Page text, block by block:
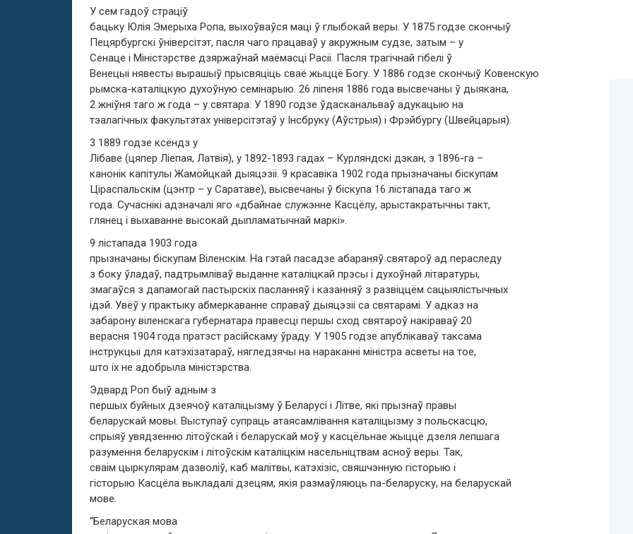
У сем гадоў страціў
бацьку Юлія Эмерыха Ропа, выхоўваўся маці ў глыбокай веры. У 1875 годзе скончыў
Пецярбургскі ўніверсітэт, пасля чаго працаваў у акружным судзе, затым – у
Сенаце і Міністэрстве дзяржаўнай маёмасці Расіі. Пасля трагічнай гібелі ў
Венецыі нявесты вырашыў прысвяціць сваё жыццё Богу. У 1886 годзе скончыў Ковенскую
рымска-каталіцкую духоўную семінарыю. 26 ліпеня 1886 года высвечаны ў дыякана,
2 жніўня таго ж года – у святара. У 1890 годзе ўдасканальваў адукацыю на
тэалагічных факультэтах універсітэтаў у Інсбруку (Аўстрыя) і Фрэйбургу (Швейцарыя).
3 1889 годзе ксёндз у
Лібаве (цяпер Ліепая, Латвія), у 1892-1893 гадах – Курляндскі дэкан, з 1896-га –
канонік капітулы Жамойцкай дыяцэзіі. 9 красавіка 1902 года прызначаны біскупам
Ціраспальскім (цэнтр – у Саратаве), высвечаны ў біскупа 16 лістапада таго ж
года. Сучаснікі адзначалі яго «дбайнае служэнне Касцёлу, арыстакратычны такт,
глянец і выхаванне высокай дыпламатычнай маркі».
9 лістапада 1903 года
прызначаны біскупам Віленскім. На гэтай пасадзе абараняў святароў ад пераследу
з боку ўладаў, падтрымліваў выданне каталіцкай прэсы і духоўнай літаратуры,
змагаўся з дапамогай пастырскіх пасланняў і казанняў з развіццём сацыялістычных
ідэй. Увёў у практыку абмеркаванне справаў дыяцэзіі са святарамі. У адказ на
забарону віленскага губернатара правесці першы сход святароў накіраваў 20
верасня 1904 года пратэст расійскаму ўраду. У 1905 годзе апублікаваў таксама
інструкцыі для катэхізатараў, нягледзячы на нараканні міністра асветы на тое,
што іх не адобрыла міністэрства.
Эдвард Роп быў адным з
першых буйных дзеячоў каталіцызму ў Беларусі і Літве, які прызнаў правы
беларускай мовы. Выступаў супраць атаясамлівання каталіцызму з польскасцю,
спрыяў увядзенню літоўскай і беларускай моў у касцёльнае жыццё дзеля лепшага
разумення беларускім і літоўскім каталіцкім насельніцтвам асноў веры. Так,
сваім цыркулярам дазволіў, каб малітвы, катэхізіс, свяшчэнную гісторыю і
гісторыю Касцёла выкладалі дзецям, якія размаўляюць па-беларуску, на беларускай
мове.
“Беларуская мова